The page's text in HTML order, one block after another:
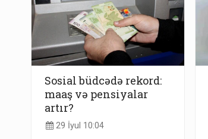
Sosial büdcədə rekord:
maaş və pensiyalar
artır?
29 İyul 10:04